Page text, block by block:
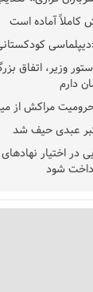
کاملاً آماده است
وزیر، اتفاق
دارم
مراکش از
عبدی حیف شد
در اختیار
شود